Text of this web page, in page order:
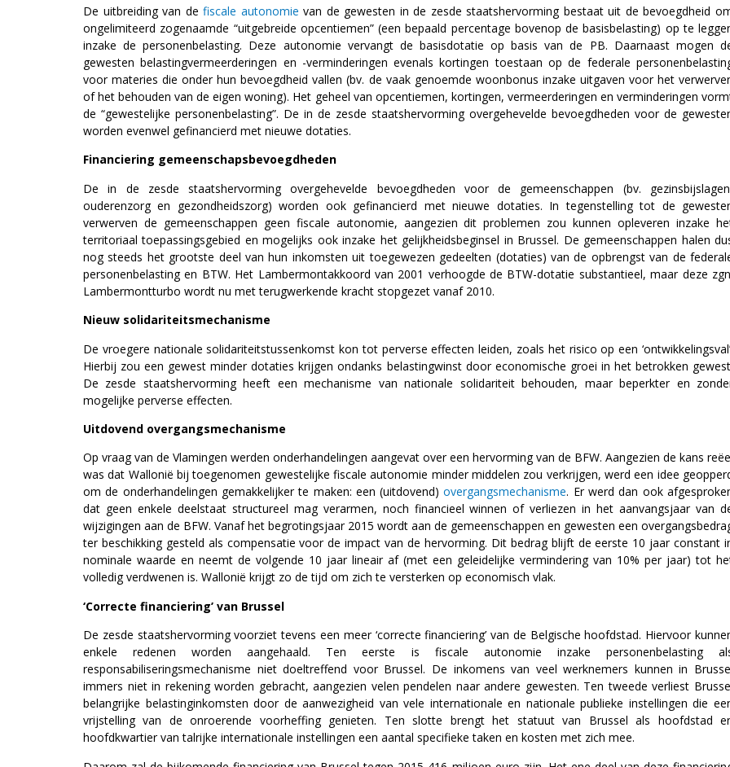
De uitbreiding van defiscale autonomie van de gewesten in de zesde staatshervorming bestaat uit de bevoegdheid
ongelimiteerd zogenaamde “uitgebreide opcentiemen” (een bepaald percentage bovenop de basisbelasting) op te
inzake de personenbelasting. Deze autonomie vervangt de basisdotatie op basis van de PB. Daarnaast mogen
gewesten belastingvermeerderingen en -verminderingen evenals kortingen toestaan op de federale
voor materies die onder hun bevoegdheid vallen (bv. de vaak genoemde woonbonus inzake uitgaven voor het
of het behouden van de eigen woning). Het geheel van opcentiemen, kortingen, vermeerderingen en verminderingen
de “gewestelijke personenbelasting”. De in de zesde staatshervorming overgehevelde bevoegdheden voor de
worden evenwel gefinancierd met nieuwe dotaties.
Financiering gemeenschapsbevoegdheden
De in de zesde staatshervorming overgehevelde bevoegdheden voor de gemeenschappen (bv.
ouderenzorg en gezondheidszorg) worden ook gefinancierd met nieuwe dotaties. In tegenstelling tot de
verwerven de gemeenschappen geen fiscale autonomie, aangezien dit problemen zou kunnen opleveren inzake
territoriaal toepassingsgebied en mogelijks ook inzake het gelijkheidsbeginsel in Brussel. De gemeenschappen halen
nog steeds het grootste deel van hun inkomsten uit toegewezen gedeelten (dotaties) van de opbrengst van de
personenbelasting en BTW. Het Lambermontakkoord van 2001 verhoogde de BTW-dotatie substantieel, maar deze
Lambermontturbo wordt nu met terugwerkende kracht stopgezet vanaf 2010.
Nieuw solidariteitsmechanisme
De vroegere nationale solidariteitstussenkomst kon tot perverse effecten leiden, zoals het risico op een
Hierbij zou een gewest minder dotaties krijgen ondanks belastingwinst door economische groei in het betrokken
De zesde staatshervorming heeft een mechanisme van nationale solidariteit behouden, maar beperkter en
mogelijke perverse effecten.
Uitdovend overgangsmechanisme
Op vraag van de Vlamingen werden onderhandelingen aangevat over een hervorming van de BFW. Aangezien de kans
was dat Wallonië bij toegenomen gewestelijke fiscale autonomie minder middelen zou verkrijgen, werd een idee
om de onderhandelingen gemakkelijker te maken: een (uitdovend)overgangsmechanisme. Er werd dan ook
dat geen enkele deelstaat structureel mag verarmen, noch financieel winnen of verliezen in het aanvangsjaar van
wijzigingen aan de BFW. Vanaf het begrotingsjaar 2015 wordt aan de gemeenschappen en gewesten een
ter beschikking gesteld als compensatie voor de impact van de hervorming. Dit bedrag blijft de eerste 10 jaar constant
nominale waarde en neemt de volgende 10 jaar lineair af (met een geleidelijke vermindering van 10% per jaar) tot
volledig verdwenen is. Wallonië krijgt zo de tijd om zich te versterken op economisch vlak.
‘Correcte financiering’ van Brussel
De zesde staatshervorming voorziet tevens een meer ‘correcte financiering’ van de Belgische hoofdstad. Hiervoor
enkele redenen worden aangehaald. Ten eerste is fiscale autonomie inzake personenbelasting
responsabiliseringsmechanisme niet doeltreffend voor Brussel. De inkomens van veel werknemers kunnen in
immers niet in rekening worden gebracht, aangezien velen pendelen naar andere gewesten. Ten tweede verliest
belangrijke belastinginkomsten door de aanwezigheid van vele internationale en nationale publieke instellingen die
vrijstelling van de onroerende voorheffing genieten. Ten slotte brengt het statuut van Brussel als hoofdstad
hoofdkwartier van talrijke internationale instellingen een aantal specifieke taken en kosten met zich mee.